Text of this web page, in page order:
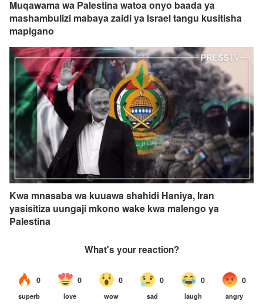
Muqawama wa Palestina watoa onyo baada ya
mashambulizi mabaya zaidi ya Israel tangu kusitisha
mapigano
Kwa mnasaba wa kuuawa shahidi Haniya, Iran
yasisitiza uungaji mkono wake kwa malengo ya
Palestina